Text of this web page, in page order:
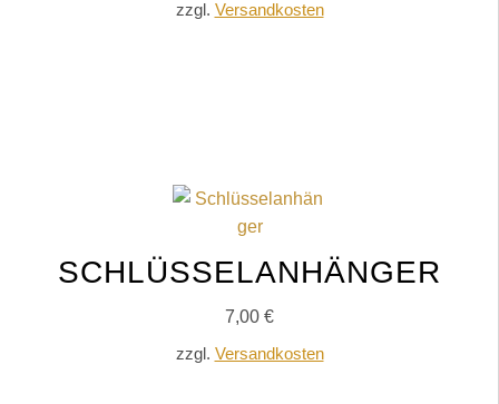
zzgl. Versandkosten
SCHLÜSSELANHÄNGER
7,00 €
zzgl. Versandkosten